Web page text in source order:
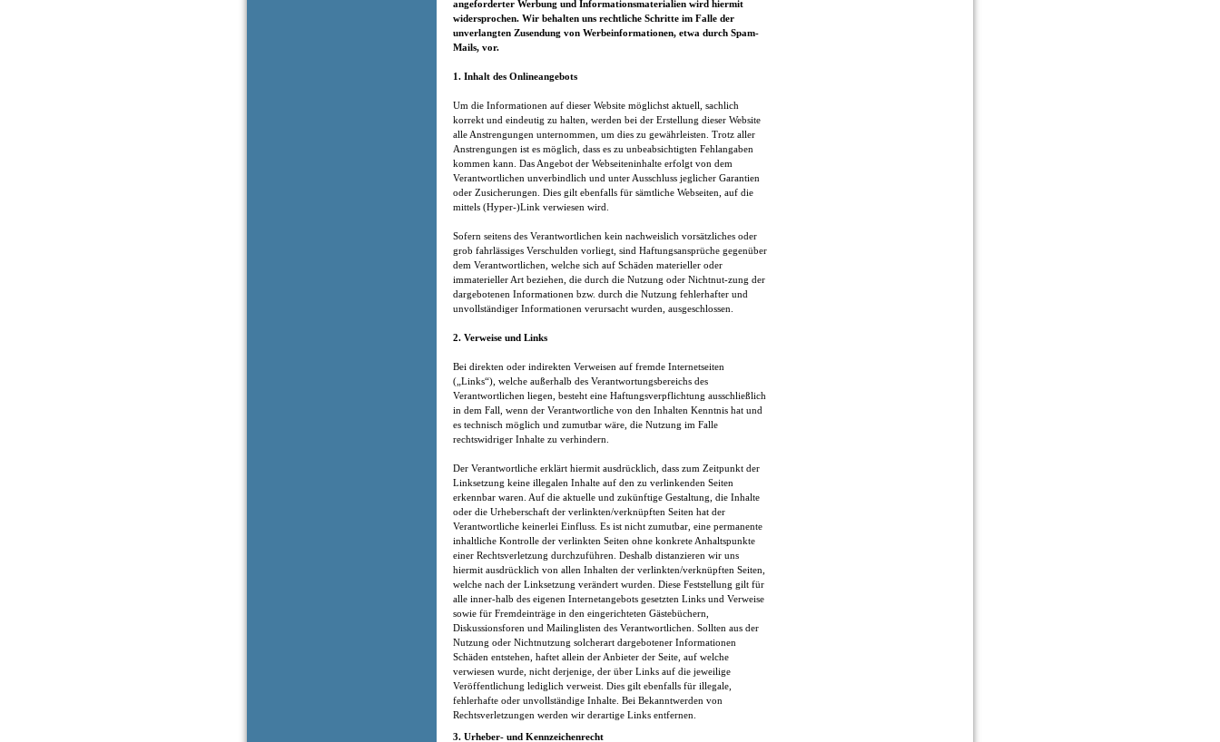
angeforderter Werbung und Informationsmaterialien wird hiermit
widersprochen. Wir behalten uns rechtliche Schritte im Falle der
unverlangten Zusendung von Werbeinformationen, etwa durch Spam-
Mails, vor.
1. Inhalt des Onlineangebots
Um die Informationen auf dieser Website möglichst aktuell, sachlich
korrekt und eindeutig zu halten, werden bei der Erstellung dieser Website
alle Anstrengungen unternommen, um dies zu gewährleisten. Trotz aller
Anstrengungen ist es möglich, dass es zu unbeabsichtigten Fehlangaben
kommen kann. Das Angebot der Webseiteninhalte erfolgt von dem
Verantwortlichen unverbindlich und unter Ausschluss jeglicher Garantien
oder Zusicherungen. Dies gilt ebenfalls für sämtliche Webseiten, auf die
mittels (Hyper-)Link verwiesen wird.
Sofern seitens des Verantwortlichen kein nachweislich vorsätzliches oder
grob fahrlässiges Verschulden vorliegt, sind Haftungsansprüche gegenüber
dem Verantwortlichen, welche sich auf Schäden materieller oder
immaterieller Art beziehen, die durch die Nutzung oder Nichtnut-zung der
dargebotenen Informationen bzw. durch die Nutzung fehlerhafter und
unvollständiger Informationen verursacht wurden, ausgeschlossen.
2. Verweise und Links
Bei direkten oder indirekten Verweisen auf fremde Internetseiten
(„Links“), welche außerhalb des Verantwortungsbereichs des
Verantwortlichen liegen, besteht eine Haftungsverpflichtung ausschließlich
in dem Fall, wenn der Verantwortliche von den Inhalten Kenntnis hat und
es technisch möglich und zumutbar wäre, die Nutzung im Falle
rechtswidriger Inhalte zu verhindern.
Der Verantwortliche erklärt hiermit ausdrücklich, dass zum Zeitpunkt der
Linksetzung keine illegalen Inhalte auf den zu verlinkenden Seiten
erkennbar waren. Auf die aktuelle und zukünftige Gestaltung, die Inhalte
oder die Urheberschaft der verlinkten/verknüpften Seiten hat der
Verantwortliche keinerlei Einfluss. Es ist nicht zumutbar, eine permanente
inhaltliche Kontrolle der verlinkten Seiten ohne konkrete Anhaltspunkte
einer Rechtsverletzung durchzuführen. Deshalb distanzieren wir uns
hiermit ausdrücklich von allen Inhalten der verlinkten/verknüpften Seiten,
welche nach der Linksetzung verändert wurden. Diese Feststellung gilt für
alle inner-halb des eigenen Internetangebots gesetzten Links und Verweise
sowie für Fremdeinträge in den eingerichteten Gästebüchern,
Diskussionsforen und Mailinglisten des Verantwortlichen. Sollten aus der
Nutzung oder Nichtnutzung solcherart dargebotener Informationen
Schäden entstehen, haftet allein der Anbieter der Seite, auf welche
verwiesen wurde, nicht derjenige, der über Links auf die jeweilige
Veröffentlichung lediglich verweist. Dies gilt ebenfalls für illegale,
fehlerhafte oder unvollständige Inhalte. Bei Bekanntwerden von
Rechtsverletzungen werden wir derartige Links entfernen.
3. Urheber- und Kennzeichenrecht